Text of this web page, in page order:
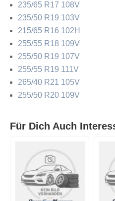
235/65 R17 108V
235/50 R19 103V
215/65 R16 102H
255/55 R18 109V
255/50 R19 107V
255/55 R19 111V
265/40 R21 105V
255/50 R20 109V
Für Dich Auch